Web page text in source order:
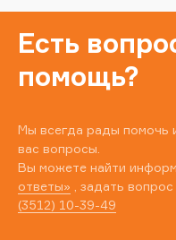
Есть
помощь?
Мы всегда рады помочь
вас вопросы.
Вы можете найти
ответы» , задать
(3512) 10-39-49